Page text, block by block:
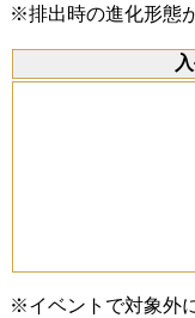
※排出時の進化形態
※イベントで対象外